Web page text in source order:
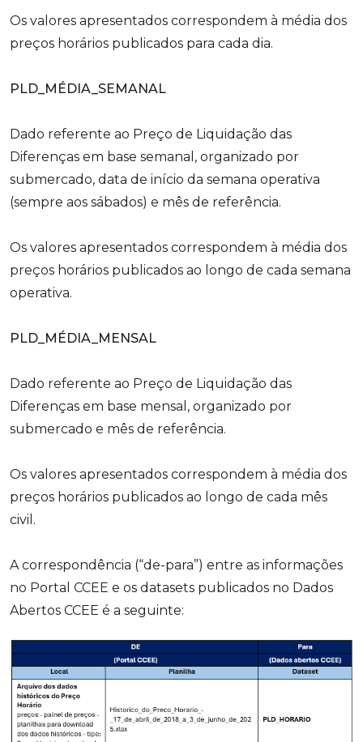
Os valores apresentados correspondem à média dos
preços horários publicados para cada dia.
PLD_MÉDIA_SEMANAL
Dado referente ao Preço de Liquidação das
Diferenças em base semanal, organizado por
submercado, data de início da semana operativa
(sempre aos sábados) e mês de referência.
Os valores apresentados correspondem à média dos
preços horários publicados ao longo de cada semana
operativa.
PLD_MÉDIA_MENSAL
Dado referente ao Preço de Liquidação das
Diferenças em base mensal, organizado por
submercado e mês de referência.
Os valores apresentados correspondem à média dos
preços horários publicados ao longo de cada mês
civil.
A correspondência (“de-para”) entre as informações
no Portal CCEE e os datasets publicados no Dados
Abertos CCEE é a seguinte: